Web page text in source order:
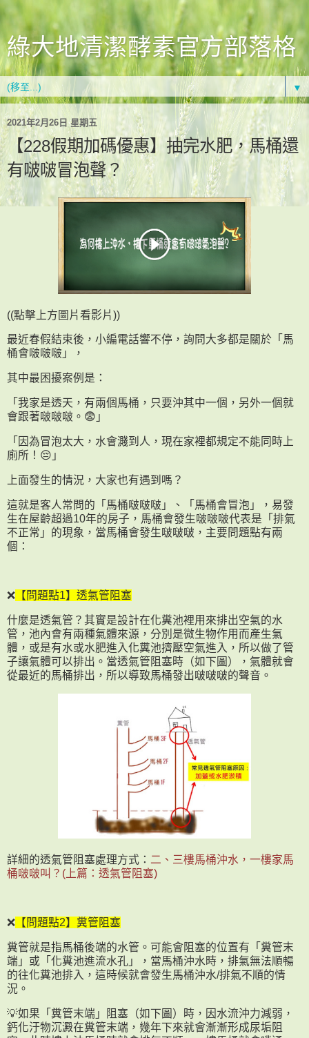
綠大地清潔酵素官方部落格
▼
2021年2月26日 星期五
【228假期加碼優惠】抽完水肥，馬桶還
有啵啵冒泡聲？
((點擊上方圖片看影片))
最近春假結束後，小編電話響不停，詢問大多都是關於「馬
桶會啵啵啵」，
其中最困擾案例是：
「我家是透天，有兩個馬桶，只要沖其中一個，另外一個就
會跟著啵啵啵。😨」
「因為冒泡太大，水會濺到人，現在家裡都規定不能同時上
廁所！😔」
上面發生的情況，大家也有遇到嗎？
這就是客人常問的「馬桶啵啵啵」、「馬桶會冒泡」，易發
生在屋齡超過10年的房子，馬桶會發生啵啵啵代表是「排氣
不正常」的現象，當馬桶會發生啵啵啵，主要問題點有兩
個：
❌ 【問題點1】透氣管阻塞
什麼是透氣管？其實是設計在化糞池裡用來排出空氣的水
管，池內會有兩種氣體來源，分別是微生物作用而產生氣
體，或是有水或水肥進入化糞池擠壓空氣進入，所以做了管
子讓氣體可以排出。當透氣管阻塞時（如下圖），氣體就會
從最近的馬桶排出，所以導致馬桶發出啵啵啵的聲音。
詳細的透氣管阻塞處理方式： 二、三樓馬桶沖水，一樓家馬
桶啵啵叫？(上篇：透氣管阻塞)
❌ 【問題點2】糞管阻塞
糞管就是指馬桶後端的水管。可能會阻塞的位置有「糞管末
端」或「化糞池進流水孔」，當馬桶沖水時，排氣無法順暢
的往化糞池排入，這時候就會發生馬桶沖水/排氣不順的情
況。
💡如果「糞管末端」阻塞（如下圖）時，因水流沖力減弱，
鈣化汙物沉澱在糞管末端，幾年下來就會漸漸形成尿垢阻